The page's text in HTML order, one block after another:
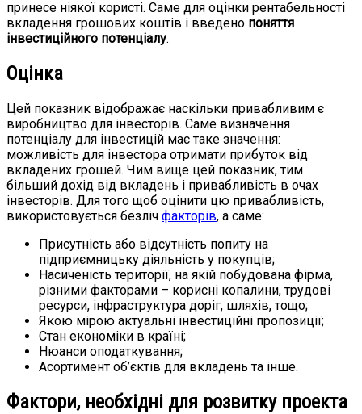
принесе ніякої користі. Саме для оцінки рентабельності
вкладення грошових коштів і введено поняття
інвестиційного потенціалу.
Оцінка
Цей показник відображає наскільки привабливим є
виробництво для інвесторів. Саме визначення
потенціалу для інвестицій має таке значення:
можливість для інвестора отримати прибуток від
вкладених грошей. Чим вище цей показник, тим
більший дохід від вкладень і привабливість в очах
інвесторів. Для того щоб оцінити цю привабливість,
використовується безліч факторів, а саме:
Присутність або відсутність попиту на
підприємницьку діяльність у покупців;
Насиченість території, на якій побудована фірма,
різними факторами – корисні копалини, трудові
ресурси, інфраструктура доріг, шляхів, тощо;
Якою мірою актуальні інвестиційні пропозиції;
Стан економіки в країні;
Нюанси оподаткування;
Асортимент об’єктів для вкладень та інше.
Фактори, необхідні для розвитку проекта